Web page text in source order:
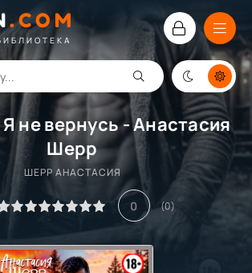
.COM
не вернусь - Анастасия
Шерр
ШЕРР АНАСТАСИЯ
0 (0)